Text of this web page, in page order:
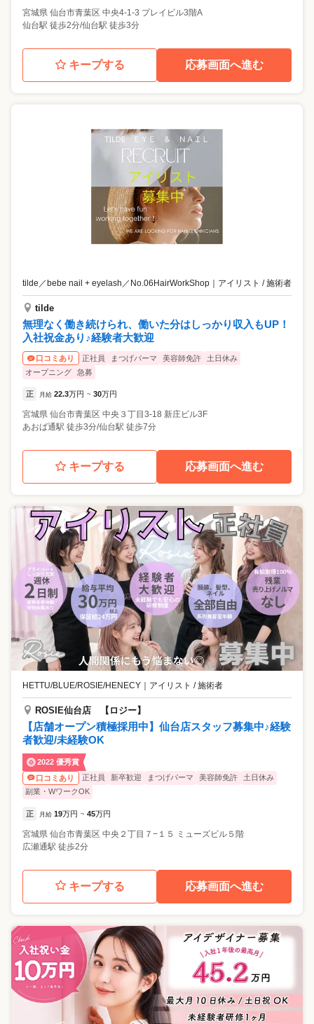
宮城県 仙台市青葉区 中央4-1-3 プレイビル3階A
仙台駅 徒歩2分/仙台駅 徒歩3分
キープする 応募画面へ進む
tilde／bebe nail + eyelash／No.06HairWorkShop アイリスト / 施術者
tilde
無理なく働き続けられ、働いた分はしっかり収入もUP！
入社祝金あり♪経験者大歓迎
口コミあり 正社員 まつげパーマ 美容師免許
土日休み
オープニング
急募
正 月給 22.3万円 ~ 30万円
宮城県 仙台市青葉区 中央３丁目3-18 新庄ビル3F
あおば通駅 徒歩3分/仙台駅 徒歩7分
キープする 応募画面へ進む
HETTU/BLUE/ROSIE/HENECY ｜ アイリスト / 施術者
ROSIE仙台店 【ロジー】
【店舗オープン積極採用中】仙台店スタッフ募集中♪経験
者歓迎/未経験OK
2022 優秀賞
口コミあり
正社員 新卒歓迎 まつげパーマ 美容師免許
土日休み
副業・WワークOK
正 月給 19万円 ~ 45万円
宮城県 仙台市青葉区 中央２丁目７−１５ ミューズビル５階
広瀬通駅 徒歩2分
キープする 応募画面へ進む